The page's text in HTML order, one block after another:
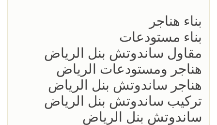
بناء هناجر
بناء مستودعات
مقاول ساندوتش بنل الرياض
هناجر ومستودعات الرياض
هناجر ساندوتش بنل الرياض
تركيب ساندوتش بنل الرياض
ساندوتش بنل الرياض